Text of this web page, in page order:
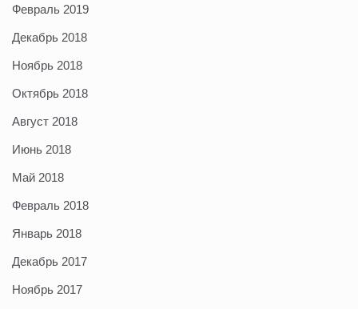
Февраль 2019
Декабрь 2018
Ноябрь 2018
Октябрь 2018
Август 2018
Июнь 2018
Май 2018
Февраль 2018
Январь 2018
Декабрь 2017
Ноябрь 2017